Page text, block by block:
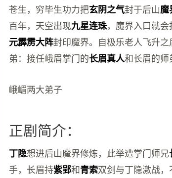
苍生，穷毕生功力把玄阴之气封于后山魔
百年，天空出现九星连珠，魔界入口就
元霹雳大阵封印魔界。自极乐老人飞升
弟：接任峨眉掌门的长眉真人和长眉的师
峨嵋两大弟子
正剧简介：
丁隐想进后山魔界修炼，此举遭掌门师兄
手，长眉持紫郢和青索双剑与丁隐激战